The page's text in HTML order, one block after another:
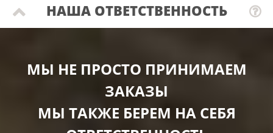
НАША ОТВЕТСТВЕННОСТЬ
МЫ НЕ ПРОСТО ПРИНИМАЕМ
ЗАКАЗЫ
МЫ ТАКЖЕ БЕРЕМ НА СЕБЯ